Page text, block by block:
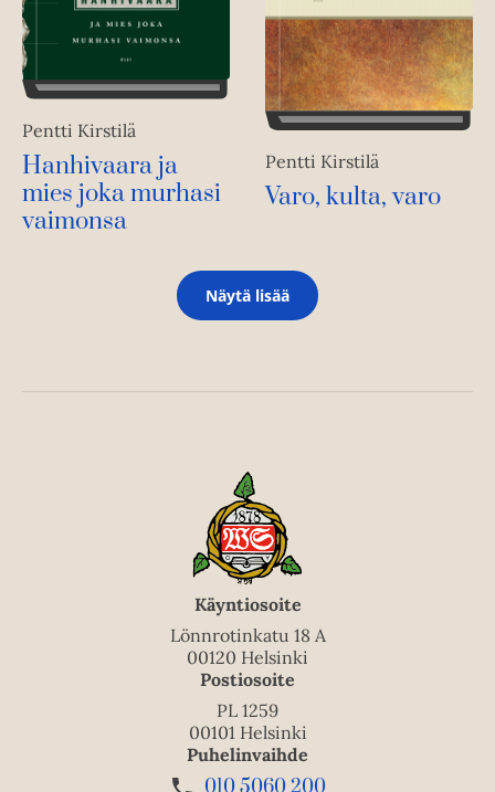
Pentti Kirstilä
Hanhivaara ja
mies joka murhasi
vaimonsa
Pentti Kirstilä
Varo, kulta, varo
Näytä lisää
Käyntiosoite
Lönnrotinkatu 18 A
00120 Helsinki
Postiosoite
PL 1259
00101 Helsinki
Puhelinvaihde
010 5060 200